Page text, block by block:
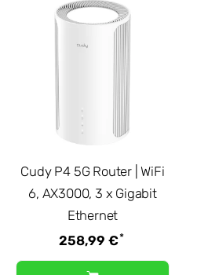
Cudy P4 5G Router | WiFi
6, AX3000, 3 x Gigabit
Ethernet
258,99 €*